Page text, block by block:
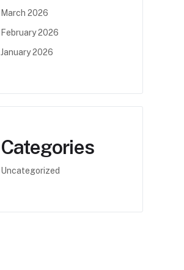
March 2026
February 2026
January 2026
Categories
Uncategorized